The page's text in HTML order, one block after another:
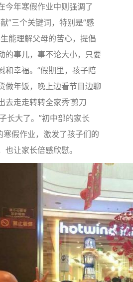
年寒假作业中则强调了
”三个关键词，特别是“感
能理解父母的苦心，提倡
的事儿，事不论大小，只要
和幸福。“假期里，孩子陪
做年饭，晚上边看节目边聊
去走走转转全家秀‘剪刀
长大了。”初中部的家长
寒假作业，激发了孩子们的
也让家长倍感欣慰。